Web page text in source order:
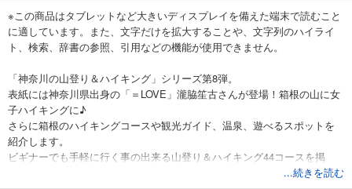
※この商品はタブレットなど大きいディスプレイを備えた端末で読むこと
に適しています。また、文字だけを拡大することや、文字列のハイライ
ト、検索、辞書の参照、引用などの機能が使用できません。
「神奈川の山登り＆ハイキング」シリーズ第8弾。
表紙には神奈川県出身の「＝LOVE」瀧脇笙古さんが登場！箱根の山に女
子ハイキングに♪
さらに箱根のハイキングコースや観光ガイド、温泉、遊べるスポットを
紹介します。
ビギナーでも手軽に行く事の出来る山登り＆ハイキング44コースを掲
...続きを読む